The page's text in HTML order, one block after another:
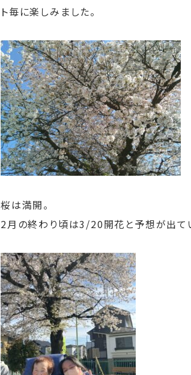
ト毎に楽しみました。
桜は満開。
2月の終わり頃は3/20開花と予想が出て